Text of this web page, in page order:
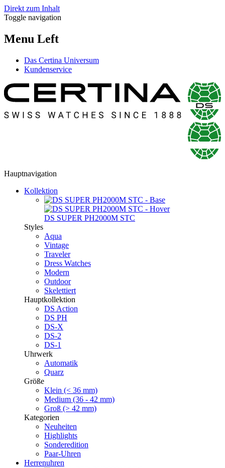
Direkt zum Inhalt
Toggle navigation
Menu Left
Das Certina Universum
Kundenservice
Hauptnavigation
Kollektion
DS SUPER PH2000M STC
Styles
Aqua
Vintage
Traveler
Dress Watches
Modern
Outdoor
Skelettiert
Hauptkollektion
DS Action
DS PH
DS-X
DS-2
DS-1
Uhrwerk
Automatik
Quarz
Größe
Klein (< 36 mm)
Medium (36 - 42 mm)
Groß (> 42 mm)
Kategorien
Neuheiten
Highlights
Sonderedition
Paar-Uhren
Herrenuhren